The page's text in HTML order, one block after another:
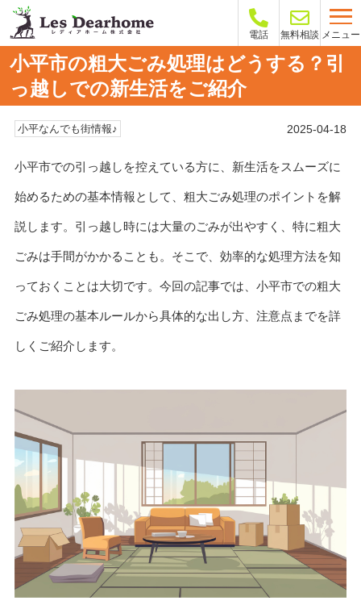
電話 無料相談 メニュー
小平市の粗大ごみ処理はどうする？引
っ越しでの新生活をご紹介
小平なんでも街情報♪ 2025-04-18
小平市での引っ越しを控えている方に、新生活をスムーズに
始めるための基本情報として、粗大ごみ処理のポイントを解
説します。引っ越し時には大量のごみが出やすく、特に粗大
ごみは手間がかかることも。そこで、効率的な処理方法を知
っておくことは大切です。今回の記事では、小平市での粗大
ごみ処理の基本ルールから具体的な出し方、注意点までを詳
しくご紹介します。